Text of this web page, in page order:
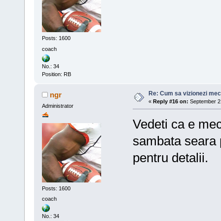
Posts: 1600
coach
No.: 34
Position: RB
ngr
Administrator
Posts: 1600
coach
No.: 34
Re: Cum sa vizionezi
« Reply #16 on: September
Vedeti ca e
sambata seara
pentru detalii.